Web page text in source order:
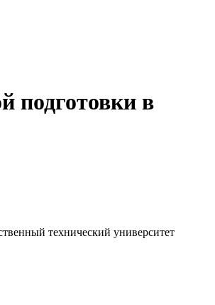
подготовки в
технический университет